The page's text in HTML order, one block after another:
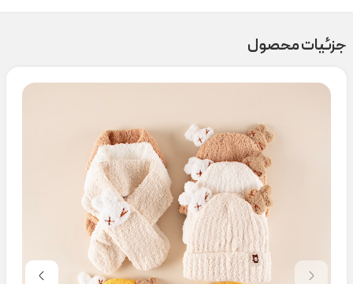
جزئیات محصول